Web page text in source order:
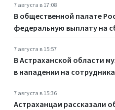
7 августа в 17:08
В общественной палате
федеральную выплату на
7 августа в 15:57
В Астраханской области
в нападении на
7 августа в 15:36
Астраханцам рассказали